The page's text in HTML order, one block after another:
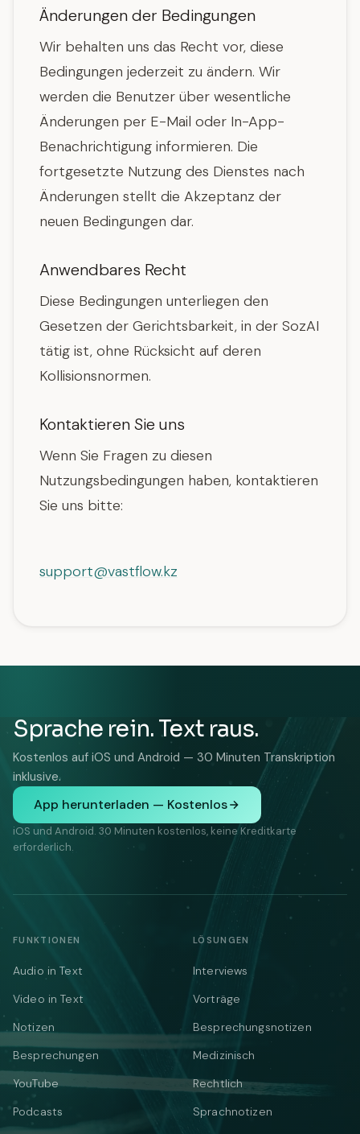
Änderungen der Bedingungen
Wir behalten uns das Recht vor, diese
Bedingungen jederzeit zu ändern. Wir
werden die Benutzer über wesentliche
Änderungen per E-Mail oder In-App-
Benachrichtigung informieren. Die
fortgesetzte Nutzung des Dienstes nach
Änderungen stellt die Akzeptanz der
neuen Bedingungen dar.
Anwendbares Recht
Diese Bedingungen unterliegen den
Gesetzen der Gerichtsbarkeit, in der SozAI
tätig ist, ohne Rücksicht auf deren
Kollisionsnormen.
Kontaktieren Sie uns
Wenn Sie Fragen zu diesen
Nutzungsbedingungen haben, kontaktieren
Sie uns bitte:
support@vastflow.kz
Sprache rein. Text raus.
Kostenlos auf iOS und Android — 30 Minuten Transkription
inklusive.
App herunterladen — Kostenlos
iOS und Android. 30 Minuten kostenlos, keine Kreditkarte
erforderlich.
FUNKTIONEN
Audio in Text
Video in Text
Notizen
Besprechungen
YouTube
Podcasts
LÖSUNGEN
Interviews
Vorträge
Besprechungsnotizen
Medizinisch
Rechtlich
Sprachnotizen